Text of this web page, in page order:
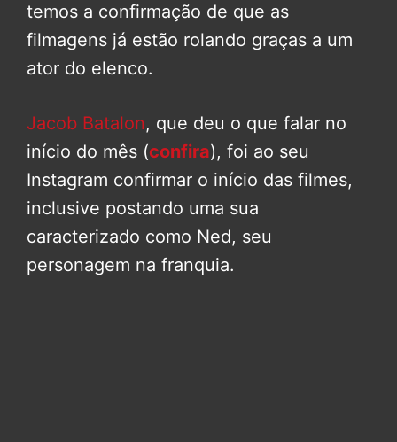
temos a confirmação de que as
filmagens já estão rolando graças a um
ator do elenco.
Jacob Batalon, que deu o que falar no
início do mês (confira), foi ao seu
Instagram confirmar o início das filmes,
inclusive postando uma sua
caracterizado como Ned, seu
personagem na franquia.